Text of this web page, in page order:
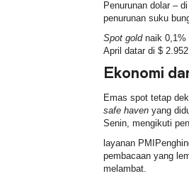
Penurunan dolar –
penurunan suku
Spot gold naik 0,1%
April datar di $
Ekonomi
Emas spot tetap
safe havenyang
Senin, mengikuti
layanan PMI
pembacaan yang
melambat.